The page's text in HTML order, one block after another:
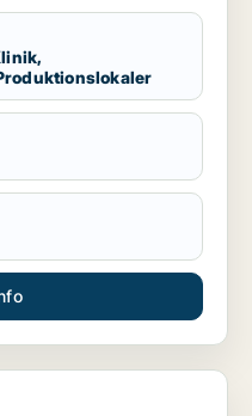
til salg i Storkøbenhavn